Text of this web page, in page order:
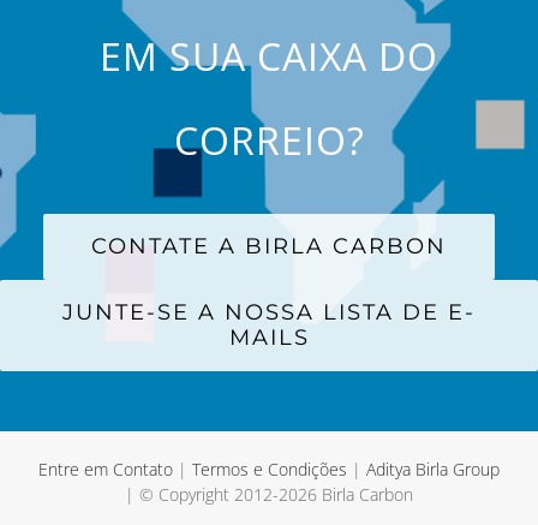
EM SUA CAIXA DO
CORREIO?
CONTATE A BIRLA CARBON
JUNTE-SE A NOSSA LISTA DE E-
MAILS
Entre em Contato | Termos e Condições | Aditya Birla Group
| © Copyright 2012-2026 Birla Carbon